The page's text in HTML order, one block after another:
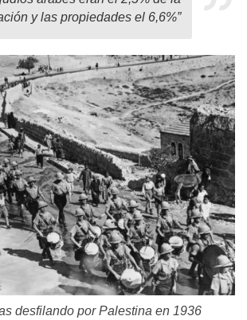
y las propiedades el 6,6%”
desfilando por Palestina en 1936